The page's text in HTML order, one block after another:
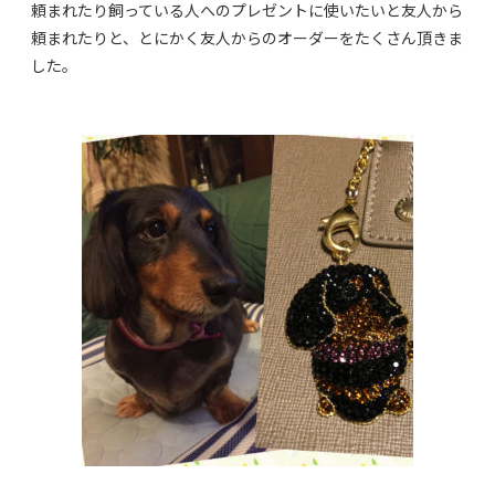
頼まれたり飼っている人へのプレゼントに使いたいと友人から
頼まれたりと、とにかく友人からのオーダーをたくさん頂きま
した。